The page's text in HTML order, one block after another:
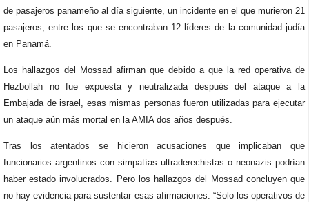
de pasajeros panameño al día siguiente, un incidente en el que murieron 21
pasajeros, entre los que se encontraban 12 líderes de la comunidad judía
en Panamá.
Los hallazgos del Mossad afirman que debido a que la red operativa de
Hezbollah no fue expuesta y neutralizada después del ataque a la
Embajada de israel, esas mismas personas fueron utilizadas para ejecutar
un ataque aún más mortal en la AMIA dos años después.
Tras los atentados se hicieron acusaciones que implicaban que
funcionarios argentinos con simpatías ultraderechistas o neonazis podrían
haber estado involucrados. Pero los hallazgos del Mossad concluyen que
no hay evidencia para sustentar esas afirmaciones. “Solo los operativos de